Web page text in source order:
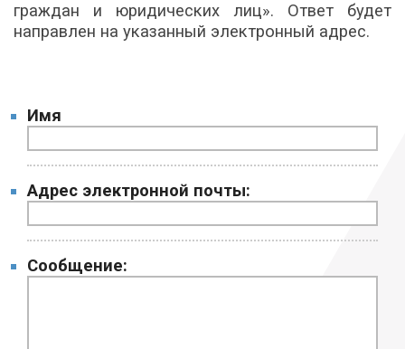
граждан и юридических лиц». Ответ будет
направлен на указанный электронный адрес.
Имя
Адрес электронной почты:
Сообщение: